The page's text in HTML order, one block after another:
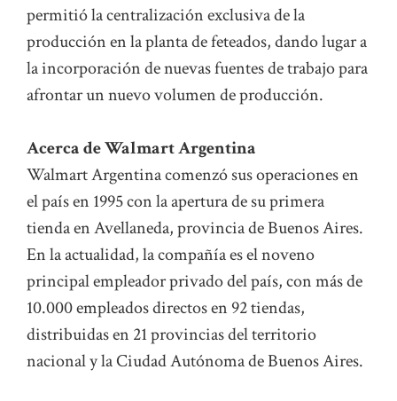
permitió la centralización exclusiva de la
producción en la planta de feteados, dando lugar a
la incorporación de nuevas fuentes de trabajo para
afrontar un nuevo volumen de producción.
Acerca de Walmart Argentina
Walmart Argentina comenzó sus operaciones en
el país en 1995 con la apertura de su primera
tienda en Avellaneda, provincia de Buenos Aires.
En la actualidad, la compañía es el noveno
principal empleador privado del país, con más de
10.000 empleados directos en 92 tiendas,
distribuidas en 21 provincias del territorio
nacional y la Ciudad Autónoma de Buenos Aires.